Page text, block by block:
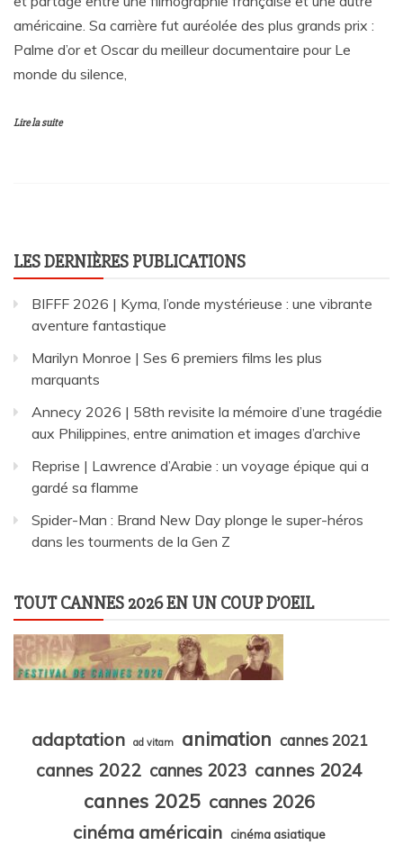
américaine. Sa carrière fut auréolée des plus grands prix :
Palme d’or et Oscar du meilleur documentaire pour Le
monde du silence,
Lire la suite
LES DERNIÈRES PUBLICATIONS
BIFFF 2026 | Kyma, l’onde mystérieuse : une vibrante
aventure fantastique
Marilyn Monroe | Ses 6 premiers films les plus
marquants
Annecy 2026 | 58th revisite la mémoire d’une tragédie
aux Philippines, entre animation et images d’archive
Reprise | Lawrence d’Arabie : un voyage épique qui a
gardé sa flamme
Spider-Man : Brand New Day plonge le super-héros
dans les tourments de la Gen Z
TOUT CANNES 2026 EN UN COUP D’OEIL
adaptation ad vitam animation cannes 2021
cannes 2022 cannes 2023 cannes 2024
cannes 2025 cannes 2026
cinéma américain
cinéma asiatique